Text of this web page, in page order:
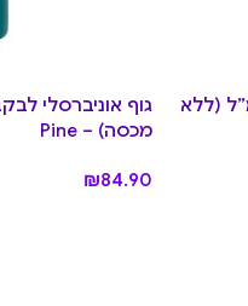
לבקבוק נירוסטה 350 מ”ל (ללא
מכסה) – Pine
₪84.90